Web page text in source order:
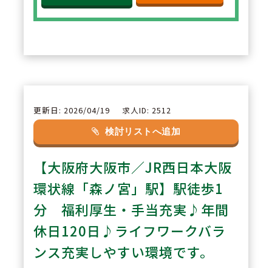
また薬剤師学術大会の参加や発表
POINT 2
駅に直結しているので、雨の日で
も傘要らずで通勤が可能です。ク
リニック5診からの処方箋を中心
に、近隣に総合病院が多数あるの
プになる環境です。
更新日: 2026/04/19 求人ID: 2512
検討リストへ追加
【大阪府大阪市／JR西日本大阪
環状線「森ノ宮」駅】駅徒歩1
分 福利厚生・手当充実♪年間
休日120日♪ライフワークバラ
ンス充実しやすい環境です。